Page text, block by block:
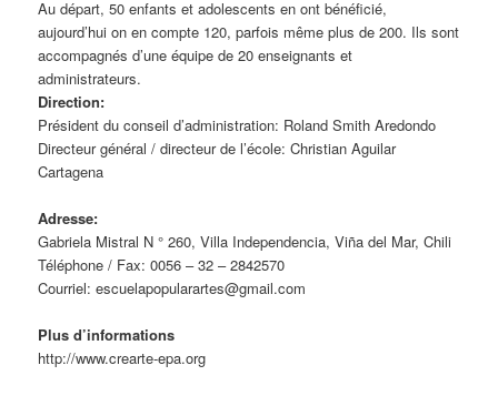
Au départ, 50 enfants et adolescents en ont bénéficié,
aujourd’hui on en compte 120, parfois même plus de 200. Ils sont
accompagnés d’une équipe de 20 enseignants et
administrateurs.
Direction:
Président du conseil d’administration: Roland Smith Aredondo
Directeur général / directeur de l’école: Christian Aguilar
Cartagena
Adresse:
Gabriela Mistral N ° 260, Villa Independencia, Viña del Mar, Chili
Téléphone / Fax: 0056 – 32 – 2842570
Courriel: escuelapopularartes@gmail.com
Plus d’informations
http://www.crearte-epa.org